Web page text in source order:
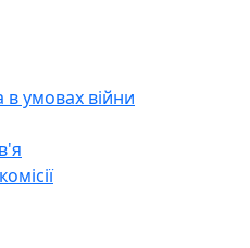
в умовах війни